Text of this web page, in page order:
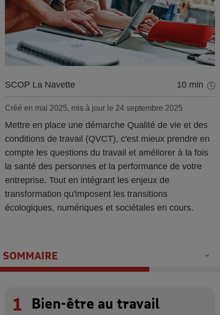
SCOP La Navette 10 min
Créé en mai 2025, mis à jour le 24 septembre 2025
Mettre en place une démarche Qualité de vie et des
conditions de travail (QVCT), c'est mieux prendre en
compte les questions du travail et améliorer à la fois
la santé des personnes et la performance de votre
entreprise. Tout en intégrant les enjeux de
transformation qu'imposent les transitions
écologiques, numériques et sociétales en cours.
SOMMAIRE
1 Bien-être au travail